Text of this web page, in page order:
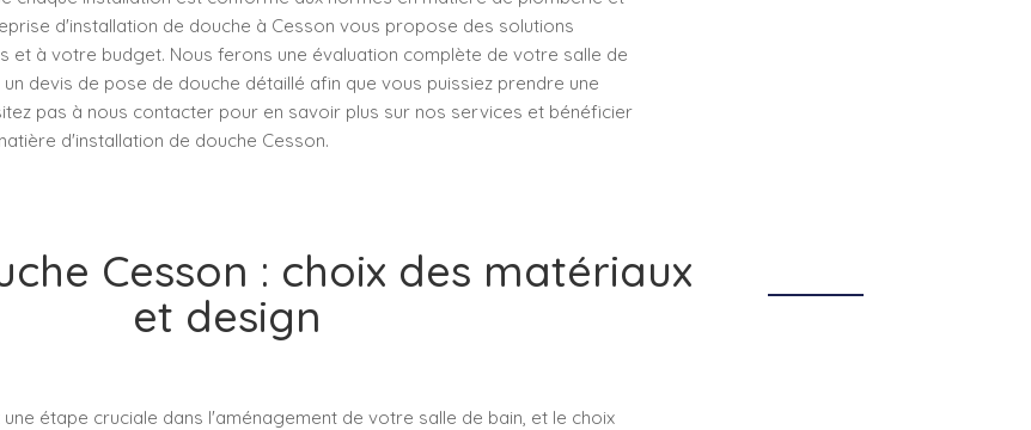
d'installation de douche à Cesson vous propose des solutions
et à votre budget. Nous ferons une évaluation complète de votre salle de
devis de pose de douche détaillé afin que vous puissiez prendre une
pas à nous contacter pour en savoir plus sur nos services et bénéficier
d'installation de douche Cesson.
Cesson : choix des matériaux
et design
étape cruciale dans l'aménagement de votre salle de bain, et le choix